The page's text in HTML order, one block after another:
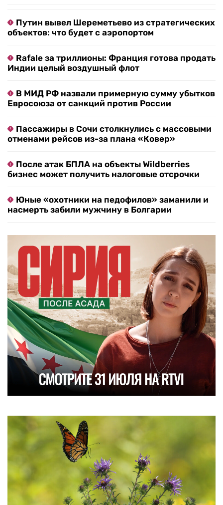
Путин вывел Шереметьево из стратегических
объектов: что будет с аэропортом
Rafale за триллионы: Франция готова продать
Индии целый воздушный флот
В МИД РФ назвали примерную сумму убытков
Евросоюза от санкций против России
Пассажиры в Сочи столкнулись с массовыми
отменами рейсов из-за плана «Ковер»
После атак БПЛА на объекты Wildberries
бизнес может получить налоговые отсрочки
Юные «охотники на педофилов» заманили и
насмерть забили мужчину в Болгарии